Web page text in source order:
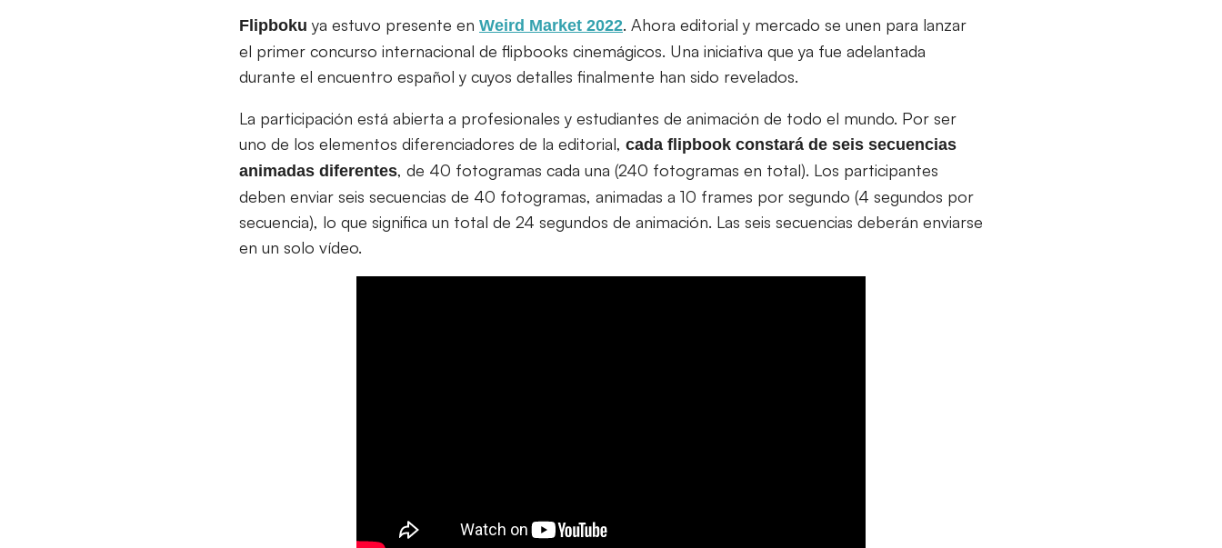
Flipboku ya estuvo presente en Weird Market 2022. Ahora editorial y mercado se unen para lanzar
el primer concurso internacional de flipbooks cinemágicos. Una iniciativa que ya fue adelantada
durante el encuentro español y cuyos detalles finalmente han sido revelados.
La participación está abierta a profesionales y estudiantes de animación de todo el mundo. Por ser
uno de los elementos diferenciadores de la editorial, cada flipbook constará de seis secuencias
animadas diferentes, de 40 fotogramas cada una (240 fotogramas en total). Los participantes
deben enviar seis secuencias de 40 fotogramas, animadas a 10 frames por segundo (4 segundos por
secuencia), lo que significa un total de 24 segundos de animación. Las seis secuencias deberán enviarse
en un solo vídeo.